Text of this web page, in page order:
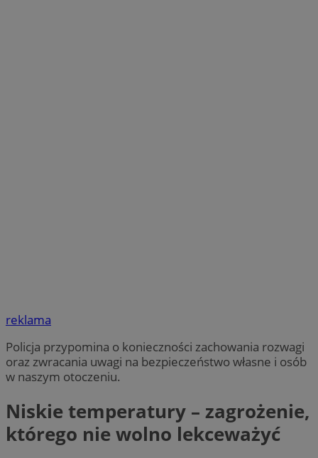
reklama
Policja przypomina o konieczności zachowania rozwagi
oraz zwracania uwagi na bezpieczeństwo własne i osób
w naszym otoczeniu.
Niskie temperatury – zagrożenie,
którego nie wolno lekceważyć